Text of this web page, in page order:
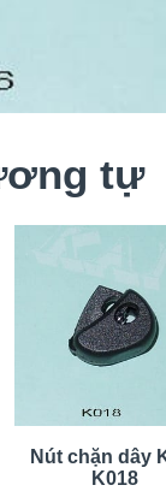
tự
Nút chặn dây
K018